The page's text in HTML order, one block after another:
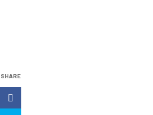
SHARE